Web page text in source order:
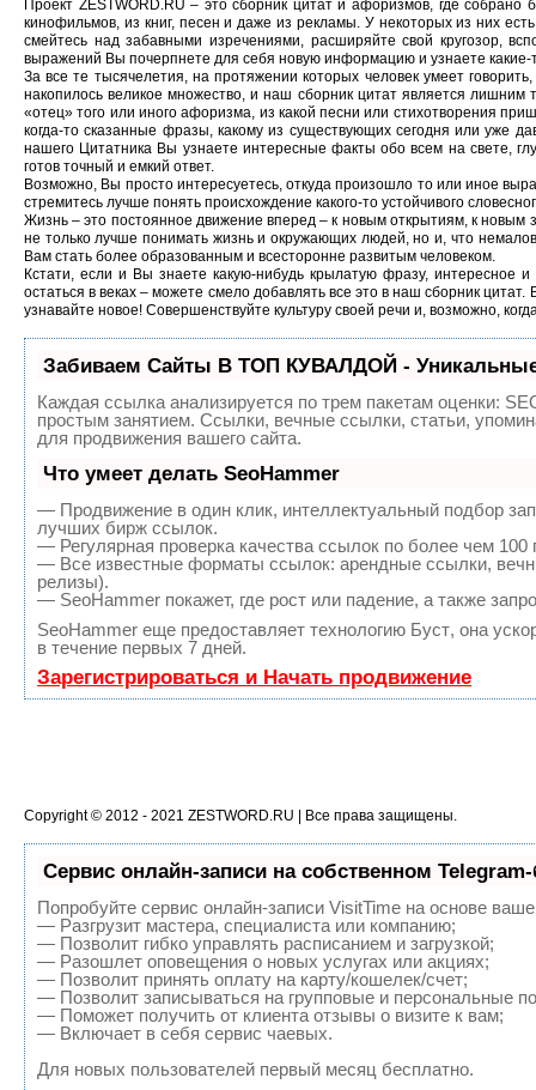
Проект ZESTWORD.RU – это сборник цитат и афоризмов, где
кинофильмов, из книг, песен и даже из рекламы. У некоторых из них
смейтесь над забавными изречениями, расширяйте свой кругозор,
выражений Вы почерпнете для себя новую информацию и узнаете
За все те тысячелетия, на протяжении которых человек умеет
накопилось великое множество, и наш сборник цитат является
«отец» того или иного афоризма, из какой песни или стихотворения
когда-то сказанные фразы, какому из существующих сегодня или уже
нашего Цитатника Вы узнаете интересные факты обо всем на свете,
готов точный и емкий ответ.
Возможно, Вы просто интересуетесь, откуда произошло то или иное
стремитесь лучше понять происхождение какого-то устойчивого
Жизнь – это постоянное движение вперед – к новым открытиям, к новым
не только лучше понимать жизнь и окружающих людей, но и, что
Вам стать более образованным и всесторонне развитым человеком.
Кстати, если и Вы знаете какую-нибудь крылатую фразу, интересное
остаться в веках – можете смело добавлять все это в наш сборник
узнавайте новое! Совершенствуйте культуру своей речи и, возможно,
Забиваем Сайты В ТОП КУВАЛДОЙ - Уникальные
Каждая ссылка анализируется по трем пакетам оценки:
простым занятием. Ссылки, вечные ссылки, статьи,
для продвижения вашего сайта.
Что умеет делать SeoHammer
— Продвижение в один клик, интеллектуальный подбор
лучших бирж ссылок.
— Регулярная проверка качества ссылок по более чем 100
— Все известные форматы ссылок: арендные ссылки,
релизы).
— SeoHammer покажет, где рост или падение, а также
SeoHammer еще предоставляет технологию Буст, она
в течение первых 7 дней.
Зарегистрироваться и Начать продвижение
Copyright © 2012 - 2021 ZESTWORD.RU | Все права защищены.
Сервис онлайн-записи на собственном Telegram-
Попробуйте сервис онлайн-записи VisitTime на основе
— Разгрузит мастера, специалиста или компанию;
— Позволит гибко управлять расписанием и загрузкой;
— Разошлет оповещения о новых услугах или акциях;
— Позволит принять оплату на карту/кошелек/счет;
— Позволит записываться на групповые и персональные
— Поможет получить от клиента отзывы о визите к вам;
— Включает в себя сервис чаевых.
Для новых пользователей первый месяц бесплатно.